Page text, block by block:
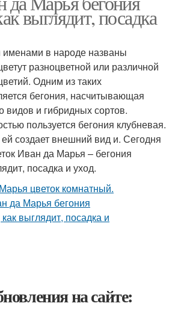
выглядит, посадка
в народе названы
разноцветной или различной
Одним из таких
бегония, насчитывающая
видов и гибридных сортов.
пользуется бегония клубневая.
создает внешний вид и. Сегодня
Иван да Марья – бегония
посадка и уход.
на сайте: